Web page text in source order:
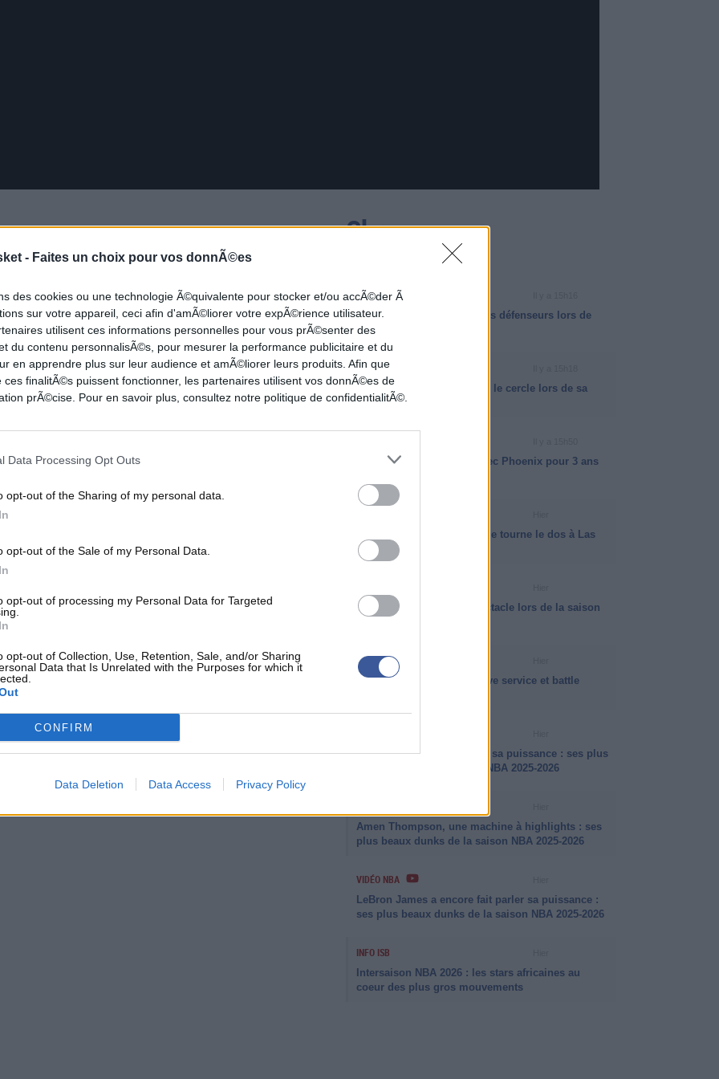
- Faites un choix pour vos donnÃ©es
des cookies ou une technologie Ã©quivalente pour stocker et/ou accÃ©der Ã
sur votre appareil, ceci afin d'amÃ©liorer votre expÃ©rience utilisateur.
utilisent ces informations personnelles pour vous prÃ©senter des
du contenu personnalisÃ©s, pour mesurer la performance publicitaire et du
en apprendre plus sur leur audience et amÃ©liorer leurs produits. Afin que
ces finalitÃ©s puissent fonctionner, les partenaires utilisent vos donnÃ©es de
prÃ©cise. Pour en savoir plus, consultez notre politique de confidentialitÃ©.
Data Processing Opt Outs
opt-out of the Sharing of my personal data.
opt-out of the Sale of my Personal Data.
opt-out of processing my Personal Data for Targeted
opt-out of Collection, Use, Retention, Sale, and/or Sharing
Data that Is Unrelated with the Purposes for which it
CONFIRM
Data Deletion Data Access Privacy Policy
un jump shot
sang froid en guise
NBA avec Trey Murphy III (Pelicans), Deni
(Raptors).
en très haute altitude face aux Grizzlies.
face aux Spurs.
95 partout mais
aux Canadiens.
Chrono
Inside Basket
VIDÉO NBA
Dylan Harper a fait payer les défenseurs lors de
son année rookie
VIDÉO NBA
VJ Edgecombe a martyrisé le cercle lors de sa
dernière saison
Dillon Brooks prolonge avec Phoenix pour 3 ans
NBA Cup : pourquoi la ligue tourne le dos à Las
Vegas
Matas Buzelis a fait le spectacle lors de la saison
INFO ISB
La psychologie des jeux live service et battle
Jalen Johnson a fait parler sa puissance : ses plus
beaux dunks de la saison NBA 2025-2026
Amen Thompson, une machine à highlights : ses
plus beaux dunks de la saison NBA 2025-2026
VIDÉO NBA
LeBron James a encore fait parler sa puissance :
ses plus beaux dunks de la saison NBA 2025-2026
INFO ISB
Intersaison NBA 2026 : les stars africaines au
coeur des plus gros mouvements